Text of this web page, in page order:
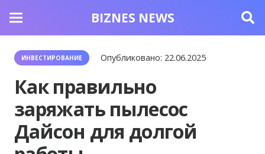
BIZNES NEWS
ИНВЕСТИРОВАНИЕ Опубликовано: 22.06.2025
Как правильно
заряжать пылесос
Дайсон для долгой